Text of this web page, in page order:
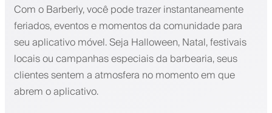
Com o Barberly, você pode trazer instantaneamente
feriados, eventos e momentos da comunidade para
seu aplicativo móvel. Seja Halloween, Natal, festivais
locais ou campanhas especiais da barbearia, seus
clientes sentem a atmosfera no momento em que
abrem o aplicativo.